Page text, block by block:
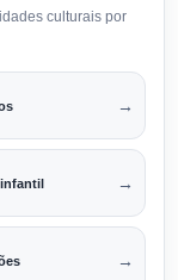
culturais por
→
→
→